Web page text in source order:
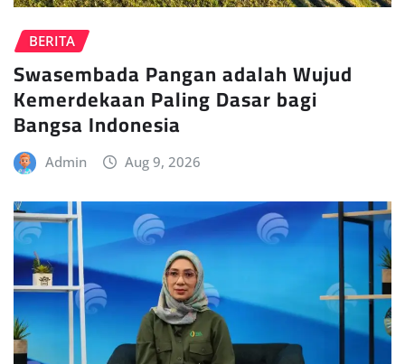
BERITA
Swasembada Pangan adalah Wujud
Kemerdekaan Paling Dasar bagi
Bangsa Indonesia
Admin Aug 9, 2026